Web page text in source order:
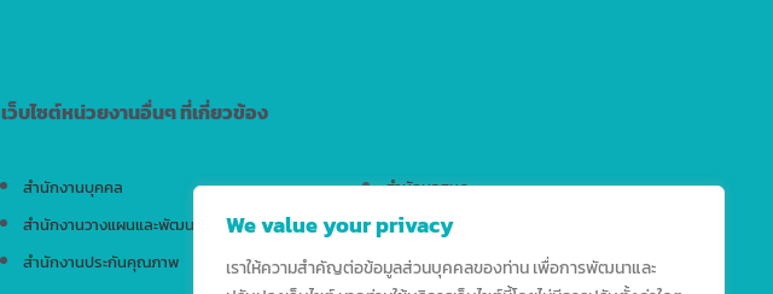
We value your privacy
เราให้ความสำคัญต่อข้อมูลส่วนบุคคลของท่าน เพื่อการพัฒนาและ
เว็บไซต์หน่วยงานอื่นๆ ที่เกี่ยวข้อง
สำนักงานบุคคล
สำนักงานวางแผนและพัฒนา
สำนักงานประกันคุณภาพ
สำนักหอสมุด
สำนักงานมาตรฐานวิชาการ
สำนักบริการเทคโนโลยีสารสนเทศ